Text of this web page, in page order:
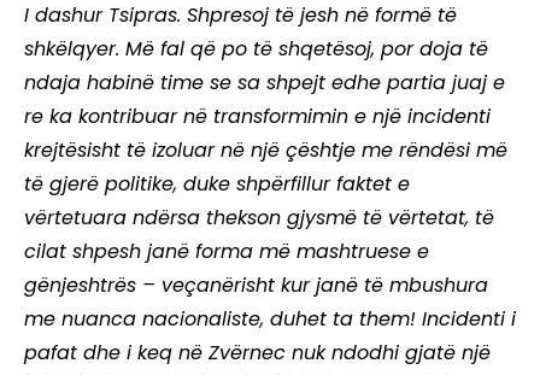
I dashur Tsipras. Shpresoj të jesh në formë të
shkëlqyer. Më fal që po të shqetësoj, por doja të
ndaja habinë time se sa shpejt edhe partia juaj e
re ka kontribuar në transformimin e një incidenti
krejtësisht të izoluar në një çështje me rëndësi më
të gjerë politike, duke shpërfillur faktet e
vërtetuara ndërsa thekson gjysmë të vërtetat, të
cilat shpesh janë forma më mashtruese e
gënjeshtrës – veçanërisht kur janë të mbushura
me nuanca nacionaliste, duhet ta them! Incidenti i
pafat dhe i keq në Zvërnec nuk ndodhi gjatë një